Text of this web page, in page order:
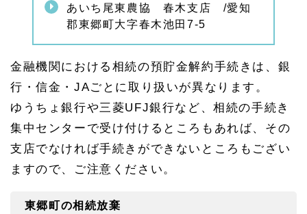
あいち尾東農協 春木支店 /愛知
郡東郷町大字春木池田7-5
金融機関における相続の預貯金解約手続きは、銀
行・信金・JAごとに取り扱いが異なります。
ゆうちょ銀行や三菱UFJ銀行など、相続の手続き
集中センターで受け付けるところもあれば、その
支店でなければ手続きができないところもござい
ますので、ご注意ください。
東郷町の相続放棄